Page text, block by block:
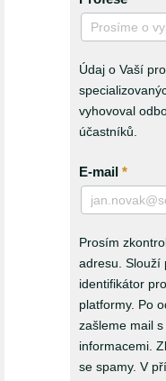
Údaj o Vaší
vyhovoval
účastníků.
E-mail*
Prosím
adresu. Slouží
identifikátor
platformy. Po
zašleme mail
informacemi.
se spamy. V